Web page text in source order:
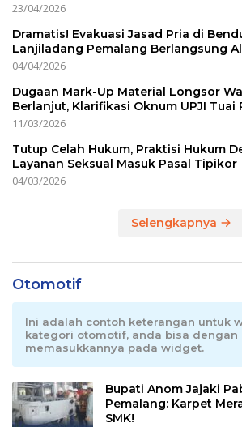
23/04/2026
Dramatis! Evakuasi Jasad Pria di
Lanjiladang Pemalang Berlangsung
04/04/2026
Dugaan Mark-Up Material Longsor
Berlanjut, Klarifikasi Oknum UPJI Tuai
11/03/2026
Tutup Celah Hukum, Praktisi Hukum
Layanan Seksual Masuk Pasal Tipikor
04/03/2026
Selengkapnya
Otomotif
Ini adalah contoh keterangan untuk
kategori otomotif, anda bisa dengan
memasukkannya pada widget.
Bupati Anom Jajaki
Pemalang: Karpet
SMK!